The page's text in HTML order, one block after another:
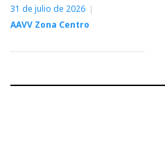
31 de julio de 2026
AAVV Zona Centro